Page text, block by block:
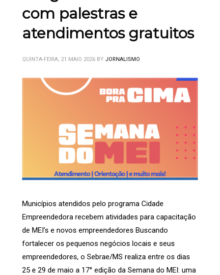
com palestras e
atendimentos gratuitos
QUINTA-FEIRA, 21 MAIO 2026 BY JORNALISMO
Municípios atendidos pelo programa Cidade
Empreendedora recebem atividades para capacitação
de MEI’s e novos empreendedores Buscando
fortalecer os pequenos negócios locais e seus
empreendedores, o Sebrae/MS realiza entre os dias
25 e 29 de maio a 17° edição da Semana do MEI: uma